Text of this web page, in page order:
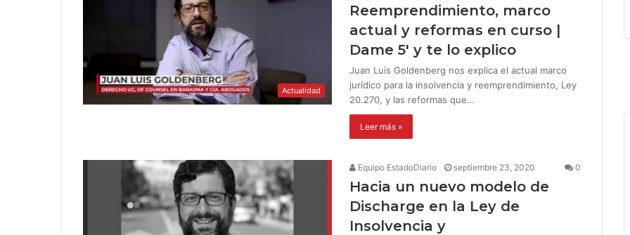
Actualidad
Reemprendimiento, marco
actual y reformas en curso |
Dame 5′ y te lo explico
Juan Luis Goldenberg nos explica el actual marco
jurídico para la insolvencia y reemprendimiento, Ley
20.270, y las reformas que…
Leer más »
Equipo EstadoDiario septiembre 23, 2020 0
Hacia un nuevo modelo de
Discharge en la Ley de
Insolvencia y